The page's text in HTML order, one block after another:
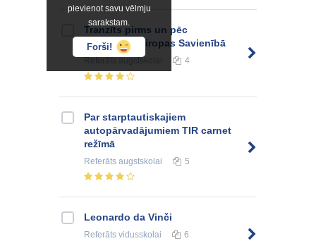
pievienot savu vēlmju
sarakstam.
Forši!
Tranzīts pirms un pēc
iestāšanās Eiropas Savienībā
Referātsaugstskolai 4
Par starptautiskajiem
autopārvadājumiem TIR carnet
režīmā
Referāts augstskolai 5
Leonardo da Vinči
Referāts vidusskolai 6